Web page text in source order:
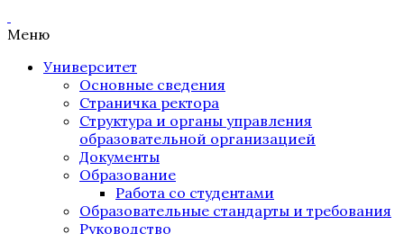
Меню
Университет
Основные сведения
Страничка ректора
Структура и органы управления
образовательной организацией
Документы
Образование
Работа со студентами
Образовательные стандарты и требования
Руководство